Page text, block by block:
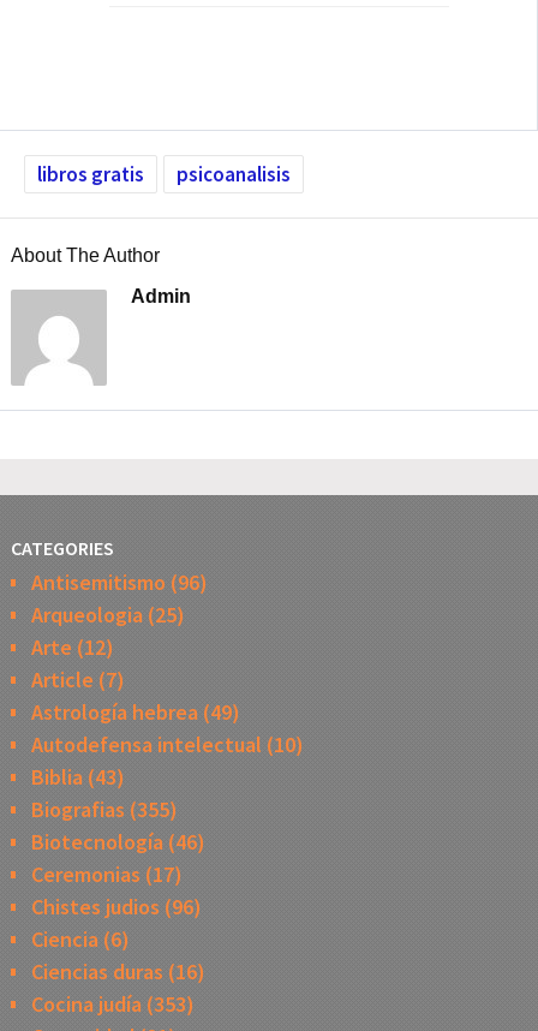
libros gratis psicoanalisis
About The Author
Admin
CATEGORIES
Antisemitismo (96)
Arqueologia(25)
Arte (12)
Article (7)
Astrología hebrea(49)
Autodefensa intelectual (10)
Biblia(43)
Biografias (355)
Biotecnología(46)
Ceremonias (17)
Chistes judios (96)
Ciencia(6)
Ciencias duras (16)
Cocina judía(353)